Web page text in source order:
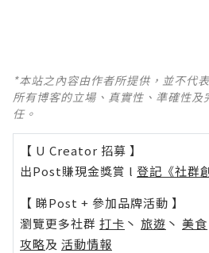
*本站之內容由作者所提供，並不代
所有博客的立場、真實性、準確性
任。
【 U Creator 招募 】
出Post賺現金獎賞 l 登記《社群
【 睇Post + 參加品牌活動 】
瀏覽更多社群 打卡 丶 旅遊 丶 美食
攻略及 活動情報